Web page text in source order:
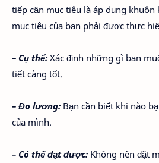
tiếp cận mục tiêu là áp dụng khuôn
mục tiêu của bạn phải được thực
– Cụ thể: Xác định những gì bạn
tiết càng tốt.
– Đo lương: Bạn cần biết khi nào
của mình.
– Có thể đạt được: Không nên đặt